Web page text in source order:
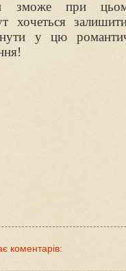
зможе при
хочеться
у цю
коментарів: